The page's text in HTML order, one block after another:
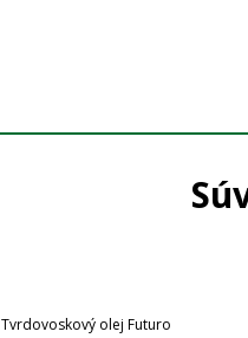
Tvrdovoskový olej Futuro